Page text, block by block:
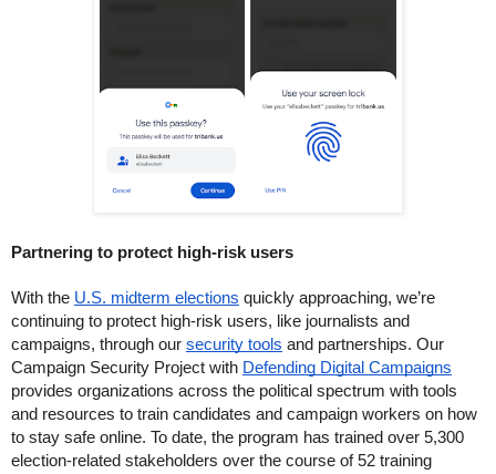
Partnering to protect high-risk users
With the U.S. midterm elections quickly approaching, we’re
continuing to protect high-risk users, like journalists and
campaigns, through our security tools and partnerships. Our
Campaign Security Project with Defending Digital Campaigns
provides organizations across the political spectrum with tools
and resources to train candidates and campaign workers on how
to stay safe online. To date, the program has trained over 5,300
election-related stakeholders over the course of 52 training